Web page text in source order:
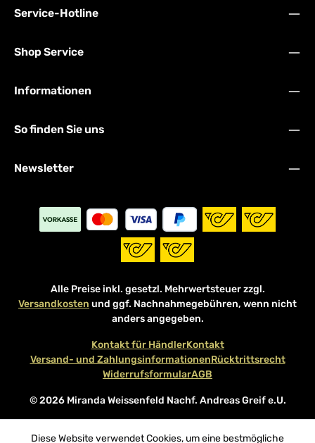
Service-Hotline
Shop Service
Informationen
So finden Sie uns
Newsletter
Alle Preise inkl. gesetzl. Mehrwertsteuer zzgl.
Versandkosten und ggf. Nachnahmegebühren, wenn nicht
anders angegeben.
© 2026 Miranda Weissenfeld Nachf. Andreas Greif e.U.
Kontakt für HändlerKontakt
Versand- und ZahlungsinformationenRücktrittsrecht
WiderrufsformularAGB
Diese Website verwendet Cookies, um eine bestmögliche